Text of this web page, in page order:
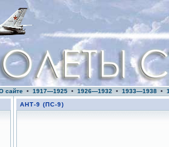
сайте • 1917—1925 • 1926—1932 • 1933—1938 •
АНТ-9 (ПС-9)